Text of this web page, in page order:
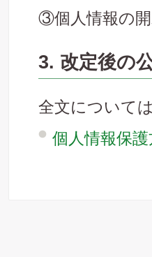
③個人情報の
3. 改定後の
全文について
個人情報保